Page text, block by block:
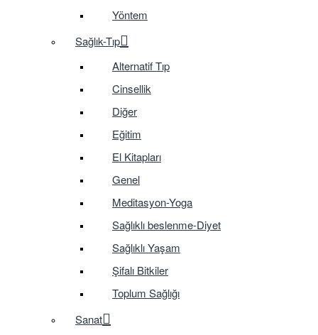
Yöntem
Sağlık-Tıp
Alternatif Tıp
Cinsellik
Diğer
Eğitim
El Kitapları
Genel
Meditasyon-Yoga
Sağlıklı beslenme-Diyet
Sağlıklı Yaşam
Şifalı Bitkiler
Toplum Sağlığı
Sanat